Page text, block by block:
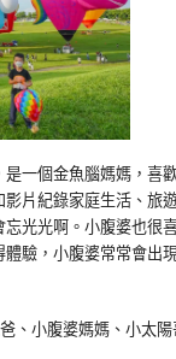
一個金魚腦媽媽，喜
片紀錄家庭生活、旅
光光啊。小腹婆也很
驗，小腹婆常常會出
、小腹婆媽媽、小太